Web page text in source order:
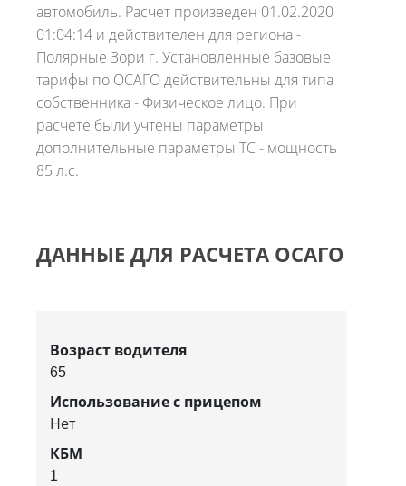
автомобиль. Расчет произведен 01.02.2020
01:04:14 и действителен для региона -
Полярные Зори г. Установленные базовые
тарифы по ОСАГО действительны для типа
собственника - Физическое лицо. При
расчете были учтены параметры
дополнительные параметры ТС - мощность
85 л.с.
ДАННЫЕ ДЛЯ РАСЧЕТА ОСАГО
Возраст водителя
65
Использование с прицепом
Нет
КБМ
1